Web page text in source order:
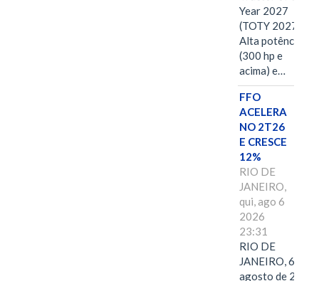
Year 2027
(TOTY 2027:
Alta potência
(300 hp e
acima) e…
FFO
ACELERA
NO 2T26
E CRESCE
12%
RIO DE
JANEIRO,
qui, ago 6
2026
23:31
RIO DE
JANEIRO, 6 de
agosto de 2026